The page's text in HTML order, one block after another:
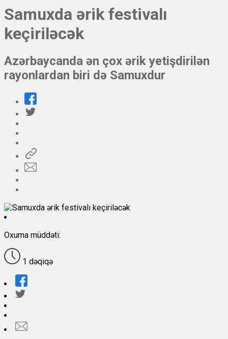
Samuxda ərik festivalı
keçiriləcək
Azərbaycanda ən çox ərik yetişdirilən
rayonlardan biri də Samuxdur
Oxuma müddəti:
1 dəqiqə